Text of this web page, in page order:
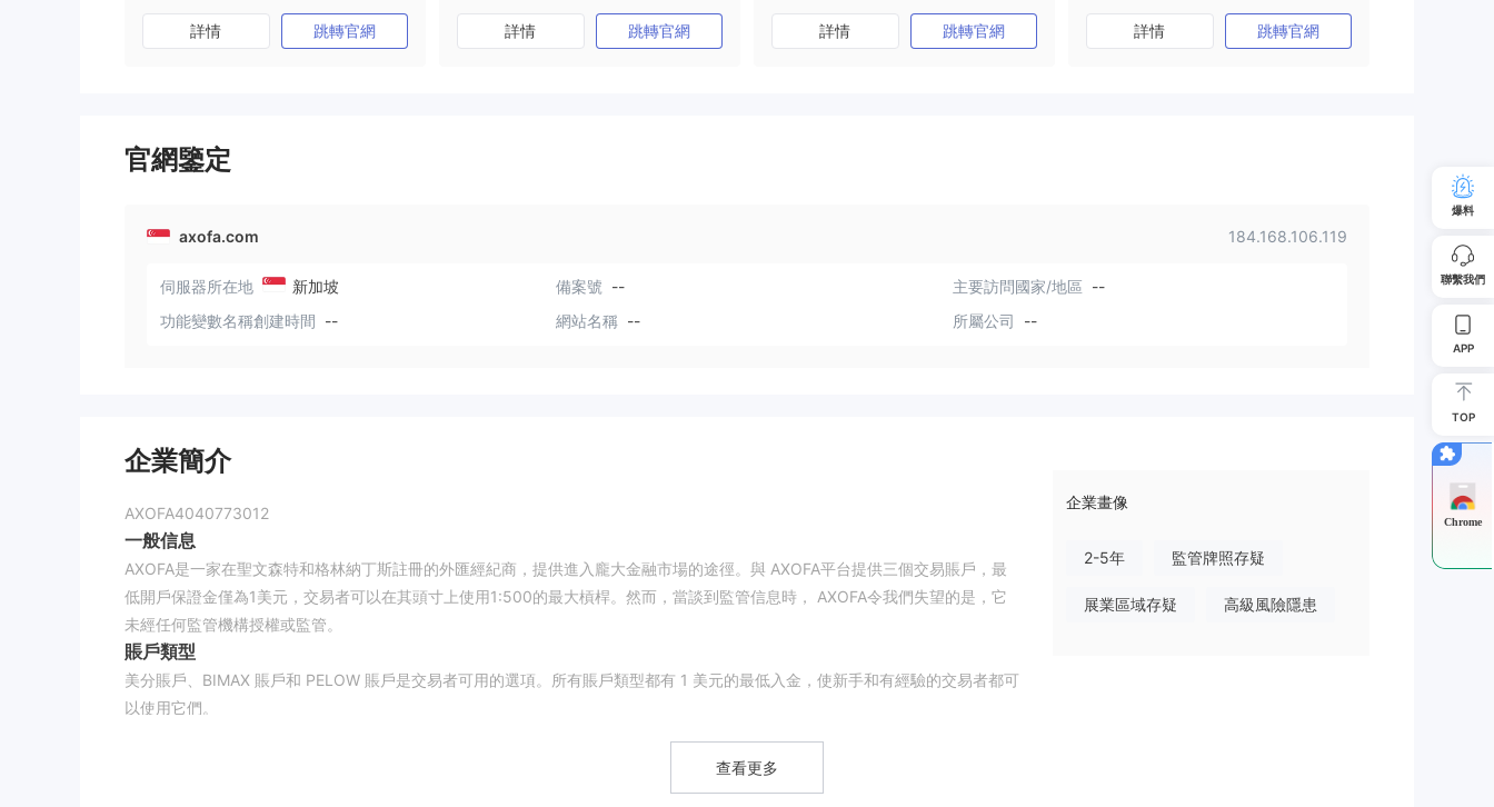
澳大利亞監管
全牌照 (MM)
主標MT4
詳情 跳轉官網
澳大利亞監管
全牌照 (MM)
主標MT4
詳情 跳轉官網
澳大利亞監管
全牌照 (MM)
主標MT4
詳情 跳轉官網
全牌照 (MM)
主標MT4
詳情 跳轉官網
官網鑒定
axofa.com 184.168.106.119
伺服器所在地 新加坡 備案號 -- 主要訪問國家/地區 --
功能變數名稱創建時間 -- 網站名稱 -- 所屬公司 --
企業簡介
AXOFA4040773012
一般信息
AXOFA是一家在聖文森特和格林納丁斯註冊的外匯經紀商，提供進入龐大金融市場的途徑。與 AXOFA平台提供三個交易賬戶，最
低開戶保證金僅為1美元，交易者可以在其頭寸上使用1:500的最大槓桿。然而，當談到監管信息時， AXOFA令我們失望的是，它
未經任何監管機構授權或監管。
賬戶類型
美分賬戶、BIMAX 賬戶和 PELOW 賬戶是交易者可用的選項。所有賬戶類型都有 1 美元的最低入金，使新手和有經驗的交易者都可
以使用它們。
和 AXOFA的模擬賬戶，準交易者可以測試不同的交易策略進行交易，而不會將自己的資金置於危險之中，從而獲得更輕鬆的交易體
企業畫像
2-5年 監管牌照存疑
展業區域存疑 高級風險隱患
查看更多
爆料
聯繫我們
APP
TOP
Chrome